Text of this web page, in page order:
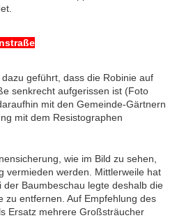
geführt, dass die Robinie auf
senkrecht aufgerissen ist (Foto
mit den Gemeinde-Gärtnern
mit dem Resistographen
wie im Bild zu sehen,
vermieden werden. Mittlerweile hat
Baumbeschau legte deshalb die
zu entfernen. Auf Empfehlung des
Ersatz mehrere Großsträucher